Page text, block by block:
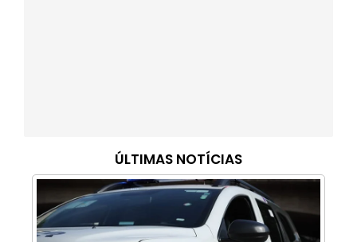
ÚLTIMAS NOTÍCIAS